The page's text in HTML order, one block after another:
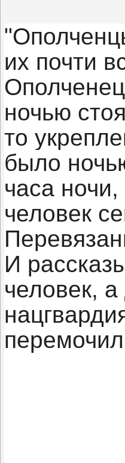
их почти
ночью
то
было
часа
человек
И
человек,